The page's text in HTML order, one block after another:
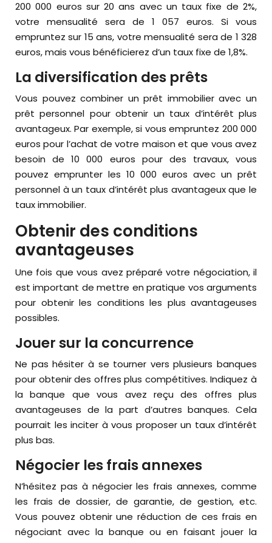
200 000 euros sur 20 ans avec un taux fixe de 2%,
votre mensualité sera de 1 057 euros. Si vous
empruntez sur 15 ans, votre mensualité sera de 1 328
euros, mais vous bénéficierez d’un taux fixe de 1,8%.
La diversification des prêts
Vous pouvez combiner un prêt immobilier avec un
prêt personnel pour obtenir un taux d’intérêt plus
avantageux. Par exemple, si vous empruntez 200 000
euros pour l’achat de votre maison et que vous avez
besoin de 10 000 euros pour des travaux, vous
pouvez emprunter les 10 000 euros avec un prêt
personnel à un taux d’intérêt plus avantageux que le
taux immobilier.
Obtenir des conditions
avantageuses
Une fois que vous avez préparé votre négociation, il
est important de mettre en pratique vos arguments
pour obtenir les conditions les plus avantageuses
possibles.
Jouer sur la concurrence
Ne pas hésiter à se tourner vers plusieurs banques
pour obtenir des offres plus compétitives. Indiquez à
la banque que vous avez reçu des offres plus
avantageuses de la part d’autres banques. Cela
pourrait les inciter à vous proposer un taux d’intérêt
plus bas.
Négocier les frais annexes
N’hésitez pas à négocier les frais annexes, comme
les frais de dossier, de garantie, de gestion, etc.
Vous pouvez obtenir une réduction de ces frais en
négociant avec la banque ou en faisant jouer la